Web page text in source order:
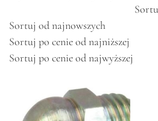
Sortuj od najnowszych
Sortuj po cenie od najniższej
Sortuj po cenie od najwyższej